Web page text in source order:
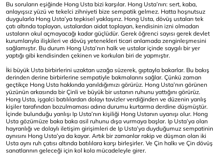
Bu soruların eşiğinde Hong Usta bizi karşılar. Hong Usta’nın: sert, kaba,
anlayışsız yüzü ve tekelci zihniyeti bize sempatik gelmez. Hatta hoşnutsuz
duygularla Hong Usta’ya tepkisel yaklaşırız. Hong Usta, dövüş ustaları tek
çatı altında toplayan, ustalardan aidat toplayan, kendisinin izni olmadan
ustaların okul açmayacağı kadar güçlüdür. Gerek öğrenci sayısı gerek devlet
kurumlarıyla ilişkileri ve dövüş yetenekleri ticari anlamada zenginleşmesini
sağlamıştır. Bu durum Hong Usta’nın halk ve ustalar içinde saygılı bir yer
yaptığı gibi kendisinden çekinen ve korkulan biri de yapmıştır.
İki büyük Usta birbirlerini uzaktan uzağa süzerek, gıptayla bakarlar. Bu bakış
derinden derine birbirlerine sempatiyle bakmalarını sağlar. Çünkü zaman
geçtikçe Hong Usta hakkında yanıldığımızı görürüz. Hong Usta’nın görünen
yüzünün arkasında bir Çinli ve büyük bir ustanın ruhunu yattığını görürüz.
Hong Usta, işgalci batılılardan dolayı tavizler verdiğinden ve düzenin yanlış
kişiler tarafından bozulmaması adına durumu kurtarma derdine düşmüştür.
İçinde bulunduğu yanlışı Ip Usta’nın kişiliği Hong Ustanın uyanışı olur. Hong
Usta gözümüze baka baka asil ruhunu dışa vurmaya başlar. Ip Usta’ya olan
hayranlığı ve dolaylı iletişim girişimleri de Ip Usta’ya duyduğumuz sempatinin
aynısını Hong Usta’ya da kayar. Artık bir zamanlar rakip ve düşman olan iki
Usta aynı ruh çatısı altında batılılara karşı birleşirler. Ve Çin halkı ve Çin dövüş
sanatlarının geleceği için kol kola mücadeleyle girer.